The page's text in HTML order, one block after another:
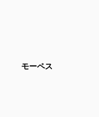
モーペス